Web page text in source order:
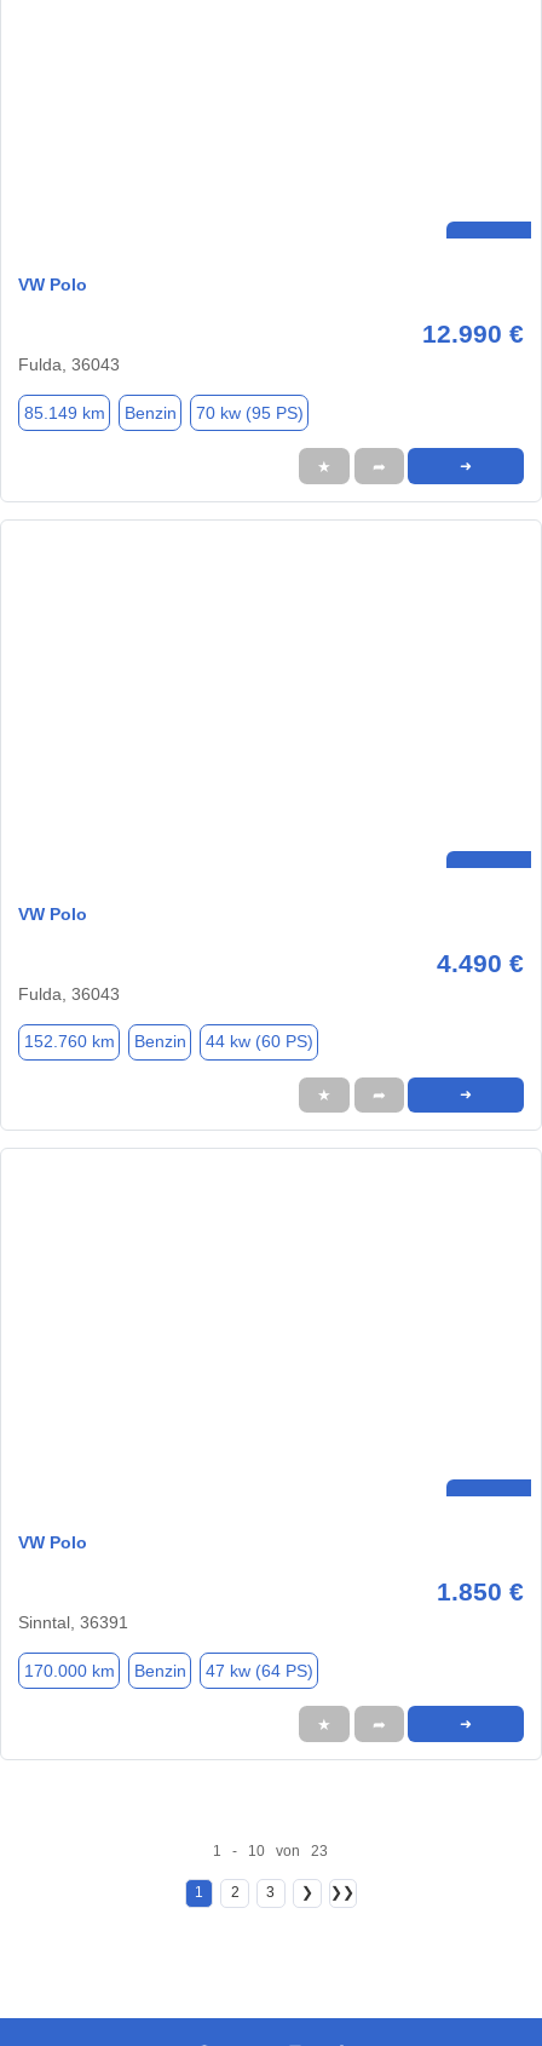
VW Polo
12.990 €
Fulda, 36043
85.149 km Benzin 70 kw (95 PS)
★ ➦ ➜
VW Polo
4.490 €
Fulda, 36043
152.760 km Benzin 44 kw (60 PS)
★ ➦ ➜
VW Polo
1.850 €
Sinntal, 36391
170.000 km Benzin 47 kw (64 PS)
★ ➦ ➜
1 - 10 von 23
1 2 3 ❯ ❯❯